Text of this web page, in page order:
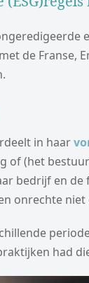
de Franse,
in haar
of (het
bedrijf en de
onrechte
had